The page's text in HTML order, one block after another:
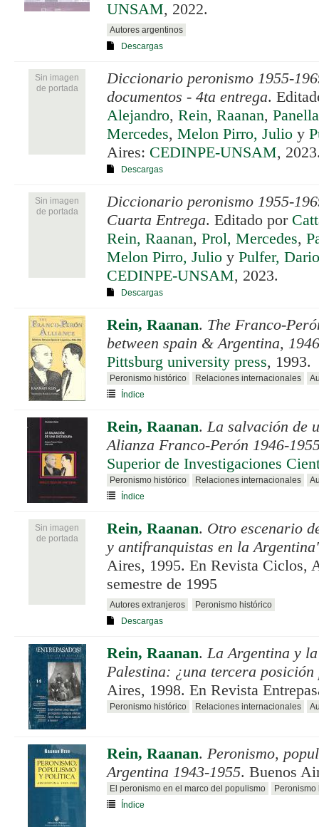
UNSAM, 2022.
Autores argentinos
Descargas
Sin imagen
de portada
Diccionario peronismo 1955-
documentos - 4ta entrega.
Alejandro, Rein, Raanan,
Mercedes, Melon Pirro, Julio y
Aires: CEDINPE-UNSAM,
Descargas
Sin imagen
de portada
Diccionario peronismo 1955-
Cuarta Entrega. Editado por
Rein, Raanan, Prol, Mercedes,
Melon Pirro, Julio y Pulfer, Dario
CEDINPE-UNSAM, 2023.
Descargas
Rein, Raanan. The Franco-
between spain & Argentina,
Pittsburg university press, 1993.
Peronismo histórico Relaciones internacionales
Índice
Rein, Raanan.La salvación de
Alianza Franco-Perón 1946-
Superior de Investigaciones
Peronismo histórico Relaciones internacionales
Índice
Sin imagen
de portada
Rein, Raanan. Otro escenario
y antifranquistas en la
Aires, 1995. En Revista Ciclos,
semestre de 1995
Autores extranjeros
Peronismo histórico
Descargas
Rein, Raanan.La Argentina y
Palestina: ¿una tercera posición
Aires, 1998. En Revista
Peronismo histórico Relaciones internacionales
Rein, Raanan. Peronismo,
Argentina 1943-1955. Buenos
El peronismo en el marco del populismo
Peronismo
Índice